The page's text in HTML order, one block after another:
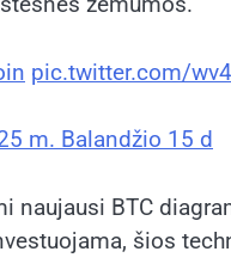
pic.twitter.com/
m. Balandžio 15 d
naujausi BTC
šios